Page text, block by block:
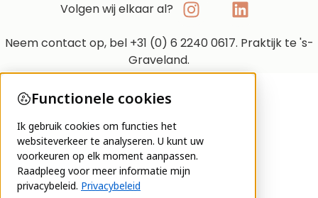
Volgen wij elkaar al?
Neem contact op, bel +31 (0) 6 2240 0617. Praktijk te 's-
Graveland.